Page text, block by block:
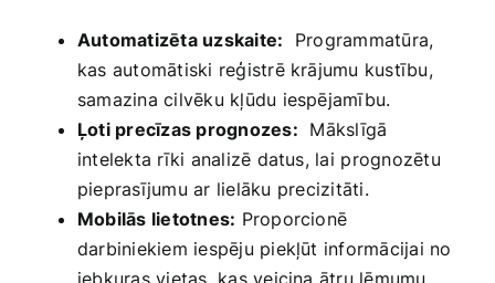
Automatizēta uzskaite: ⁣ Programmatūra,
kas automātiski​ reģistrē krājumu kustību,
samazina cilvēku kļūdu iespējamību.
Ļoti precīzas prognozes: ⁣ Mākslīgā
intelekta rīki analizē datus, lai⁣ prognozētu
pieprasījumu ar lielāku ⁣precizitāti.
Mobilās lietotnes: Proporcionē
‌darbiniekiem iespēju piekļūt informācijai no
jebkuras vietas, kas veicina ātru lēmumu